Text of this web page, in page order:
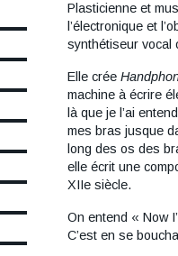
Plasticienne et
l’électronique et
synthétiseur vocal
Elle crée
machine à écrire
là que je l’ai
mes bras jusque
long des os des
elle écrit une
XIIe siècle.
On entend « Now
C’est en se